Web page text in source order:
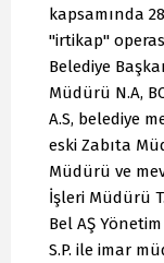
kapsamında
"irtikap"
Belediye
Müdürü N.A,
A.S, belediye
eski Zabıta
Müdürü ve
İşleri Müdürü
Bel AŞ
S.P. ile imar